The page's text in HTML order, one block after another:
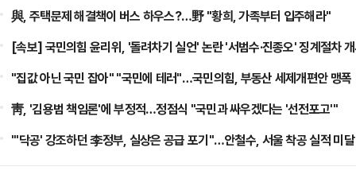
與, 주택문제 해결책이 버스 하우스?…野 "황희, 가족부터 입주해라"
[속보] 국민의힘 윤리위, '돌려차기 실언' 논란 '서범수·진종오' 징계절차
"집값 아닌 국민 잡아" "국민에 테러"…국민의힘, 부동산 세제개편안 맹폭
靑, '김용범 책임론'에 부정적…정점식 "국민과 싸우겠다는 '선전포고'"
"'닥공' 강조하던 李정부, 실상은 공급 포기"…안철수, 서울 착공 실적 미